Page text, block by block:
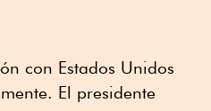
con Estados Unidos
El presidente